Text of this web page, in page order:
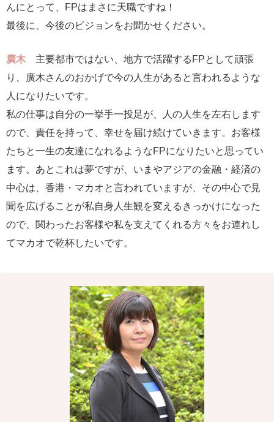
んにとって、FPはまさに天職ですね！
最後に、今後のビジョンをお聞かせください。
廣木
主要都市ではない、地方で活躍するFPとして頑張
り、廣木さんのおかげで今の人生があると言われるような
人になりたいです。
私の仕事は自分の一挙手一投足が、人の人生を左右します
ので、責任を持って、幸せを届け続けていきます。お客様
たちと一生の友達になれるようなFPになりたいと思ってい
ます。あとこれは夢ですが、いまやアジアの金融・経済の
中心は、香港・マカオと言われていますが、その中心で見
聞を広げることが私自身人生観を変えるきっかけになった
ので、関わったお客様や私を支えてくれる方々をお連れし
てマカオで乾杯したいです。